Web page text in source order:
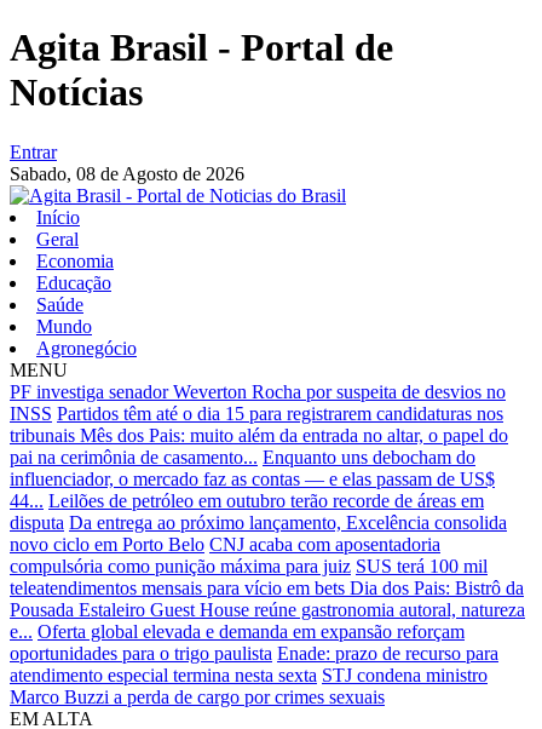
Agita Brasil - Portal de
Notícias
Entrar
Sabado, 08 de Agosto de 2026
Início
Geral
Economia
Educação
Saúde
Mundo
Agronegócio
MENU
PF investiga senador Weverton Rocha por suspeita de desvios no
INSS Partidos têm até o dia 15 para registrarem candidaturas nos
tribunais Mês dos Pais: muito além da entrada no altar, o papel do
pai na cerimônia de casamento... Enquanto uns debocham do
influenciador, o mercado faz as contas — e elas passam de US$
44... Leilões de petróleo em outubro terão recorde de áreas em
disputa Da entrega ao próximo lançamento, Excelência consolida
novo ciclo em Porto Belo CNJ acaba com aposentadoria
compulsória como punição máxima para juiz SUS terá 100 mil
teleatendimentos mensais para vício em bets Dia dos Pais: Bistrô da
Pousada Estaleiro Guest House reúne gastronomia autoral, natureza
e... Oferta global elevada e demanda em expansão reforçam
oportunidades para o trigo paulista Enade: prazo de recurso para
atendimento especial termina nesta sexta STJ condena ministro
Marco Buzzi a perda de cargo por crimes sexuais
EM ALTA